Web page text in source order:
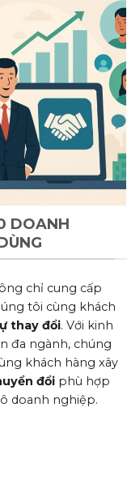
DOANH
chỉ cung cấp
tôi cùng khách
thay đổi. Với kinh
đa ngành, chúng
khách hàng xây
đổi phù hợp
doanh nghiệp.